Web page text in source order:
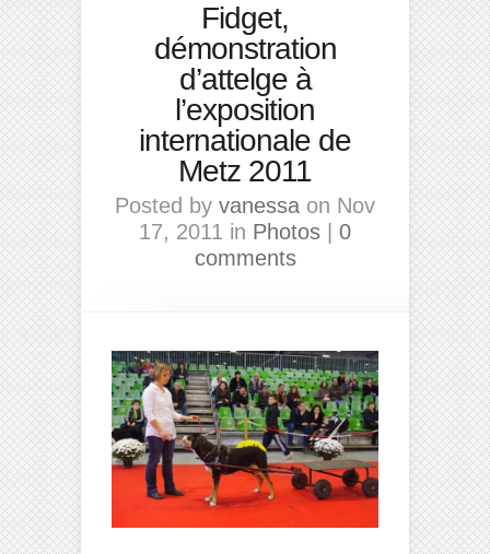
Fidget,
démonstration
d’attelge à
l’exposition
internationale de
Metz 2011
Posted by vanessa on Nov
17, 2011 in Photos
0
comments